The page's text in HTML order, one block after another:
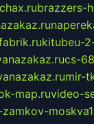
brazzers-
kitubeu-
cs-
mir-
map.ruvideo-